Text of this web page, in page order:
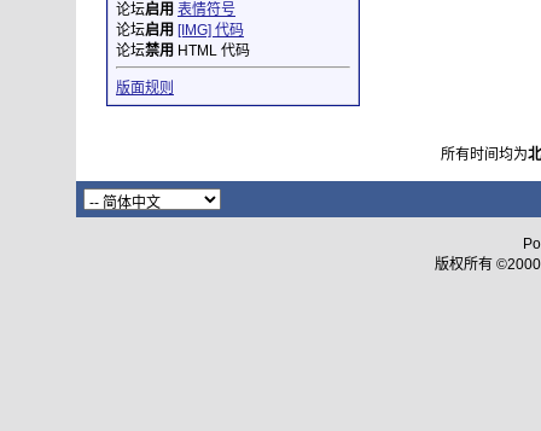
论坛启用 表情符号
论坛启用 [IMG] 代码
论坛禁用 HTML 代码
版面规则
所有时间均为
版权所有